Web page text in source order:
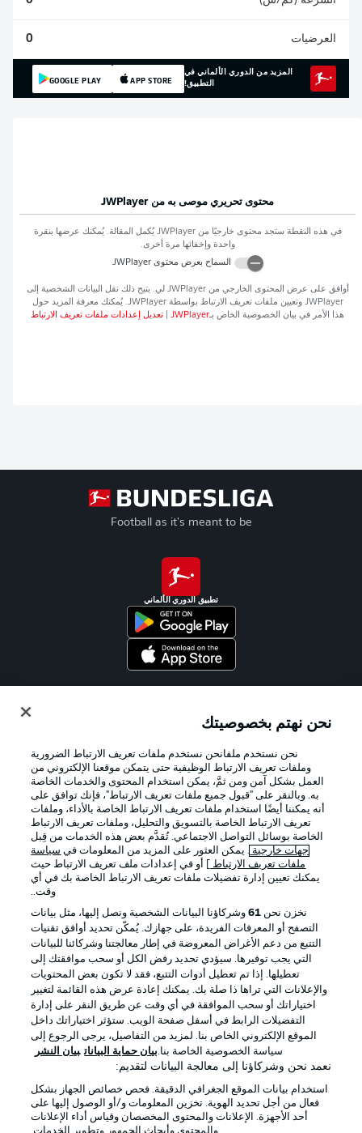
العرضيات 0
المزيد من الدوري الألماني في
التطبيق!
APP STORE
GOOGLE PLAY
محتوى تحريري موصى به من JWPlayer
في هذه النقطة ستجد محتوى خارجيًا منJWPlayer يُكمل المقالة. يُمكنك عرضها بنقرة
واحدة وإخفائها مرة أخرى.
السماح بعرض محتوىJWPlayer
أوافق على عرض المحتوى الخارجي منJWPlayer لي. يتيح ذلك نقل البيانات الشخصية إلى
JWPlayer وتعيين ملفات تعريف الارتباط بواسطةJWPlayer. يُمكنك معرفة المزيد حول
هذا الأمر في بيان الخصوصية الخاص بـJWPlayer تعديل إعدادات ملفات تعريف الارتباط
Football as it's meant to be
تطبيق الدوري الألماني
الإعلانات الإخطارات القانونية
شروط الاستخدام القنوات الناقلة
الوظائف جهة النشر
تواصل معنا اللاعبون
نحن نهتم بخصوصيتك
نحن نستخدم ملفانحن نستخدم ملفات تعريف الارتباط الضرورية
وملفات تعريف الارتباط الوظيفية حتى يتمكن موقعنا الإلكتروني من
العمل بشكل آمن ومن ثمَّ، يمكن استخدام المحتوى والخدمات الخاصة
به. وبالنقر على "قبول جميع ملفات تعريف الارتباط"، فإنك توافق على
أنه يمكننا أيضًا استخدام ملفات تعريف الارتباط الخاصة بالأداء، وملفات
تعريف الارتباط الخاصة بالتسويق والتحليل، وملفات تعريف الارتباط
الخاصة بوسائل التواصل الاجتماعي. تُقدَّم بعض هذه الخدمات من قِبل
جهات خارجية . يمكن العثور على المزيد من المعلومات في سياسة
ملفات تعريف الارتباط
] أو في إعدادات ملف تعريف الارتباط حيث
يمكنك تعيين إدارة تفضيلات ملفات تعريف الارتباط الخاصة بك في أي
وقت..
نخزن نحن 61وشركاؤنا البيانات الشخصية ونصل إليها، مثل بيانات
التصفح أو المعرفات الفريدة، على جهازك. يُمكّن تحديد أوافق تقنيات
التتبع من دعم الأغراض المعروضة في إطار معالجتنا وشركائنا للبيانات
التي يجب توفيرها. سيؤدي تحديد رفض الكل أو سحب موافقتك إلى
تعطيلها. إذا تم تعطيل أدوات التتبع، فقد لا تكون بعض المحتويات
والإعلانات التي تراها ذا صلة بك. يمكنك إعادة عرض هذه القائمة لتغيير
اختياراتك أو سحب الموافقة في أي وقت عن طريق النقر على إدارة
التفضيلات الرابط في أسفل صفحة الويب. ستؤثر اختياراتك داخل
الموقع الإلكتروني الخاص بنا. لمزيد من التفاصيل، يرجى الرجوع إلى
سياسة الخصوصية الخاصة بنا.بيان حماية البيانات بيان النشر
نعمد نحن وشركاؤنا إلى معالجة البيانات لتقديم:
استخدام بيانات الموقع الجغرافي الدقيقة. فحص خصائص الجهاز بشكل
فعال من أجل تحديد الهوية. تخزين المعلومات و/أو الوصول إليها على
أحد الأجهزة. الإعلانات والمحتوى المخصصان وقياس أداء الإعلانات